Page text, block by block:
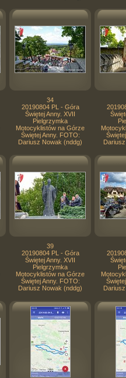
34
20190804 PL - Góra
Świętej Anny. XVII
Pielgrzymka
Motocyklistów na Górze
Świętej Anny. FOTO:
Dariusz Nowak (nddg)
39
20190804 PL - Góra
Świętej Anny. XVII
Pielgrzymka
Motocyklistów na Górze
Świętej Anny. FOTO:
Dariusz Nowak (nddg)